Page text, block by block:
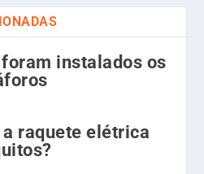
foram instalados os
raquete elétrica